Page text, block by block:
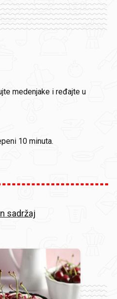
medenjake i ređajte u
10 minuta.
sadržaj